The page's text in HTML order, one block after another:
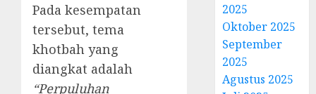
Pada kesempatan
tersebut, tema
khotbah yang
diangkat adalah
“Perpuluhan
2025
Oktober 2025
September
2025
Agustus 2025
Natal